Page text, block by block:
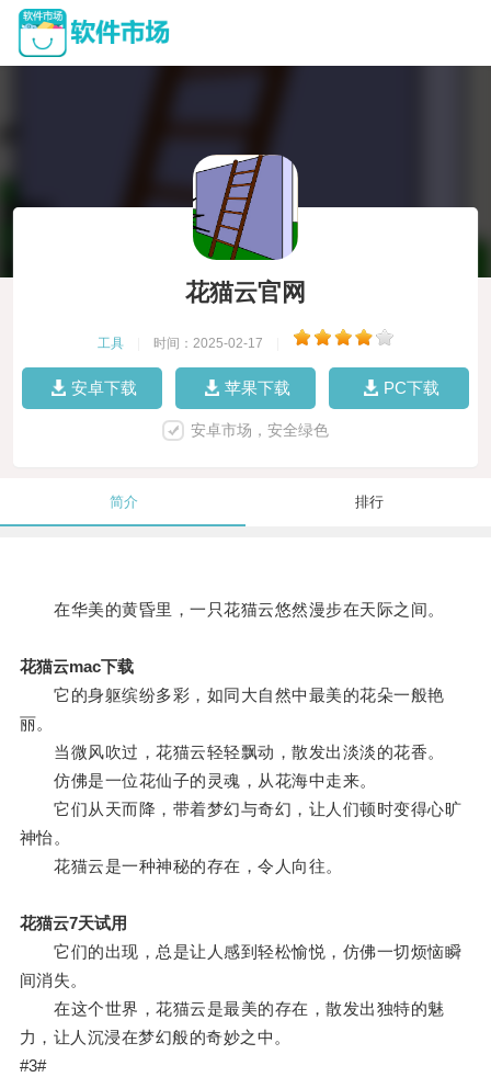
花猫云官网
工具 时间：2025-02-17
安卓下载 苹果下载 PC下载
安卓市场，安全绿色
简介 排行
在华美的黄昏里，一只花猫云悠然漫步在天际之间。
花猫云mac下载
它的身躯缤纷多彩，如同大自然中最美的花朵一般艳
丽。
当微风吹过，花猫云轻轻飘动，散发出淡淡的花香。
仿佛是一位花仙子的灵魂，从花海中走来。
它们从天而降，带着梦幻与奇幻，让人们顿时变得心旷
神怡。
花猫云是一种神秘的存在，令人向往。
花猫云7天试用
它们的出现，总是让人感到轻松愉悦，仿佛一切烦恼瞬
间消失。
在这个世界，花猫云是最美的存在，散发出独特的魅
力，让人沉浸在梦幻般的奇妙之中。
#3#